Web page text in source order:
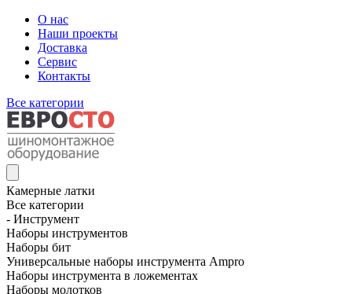
О нас
Наши проекты
Доставка
Сервис
Контакты
Все категории
Камерные латки
Все категории
- Инструмент
Наборы инструментов
Наборы бит
Универсальные наборы инструмента Ampro
Наборы инструмента в ложементах
Наборы молотков